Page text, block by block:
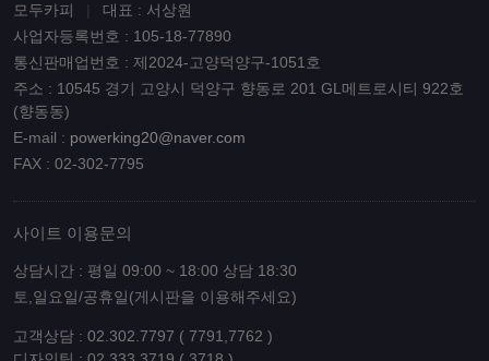
모두카피
대표 : 서상원
사업자등록번호 : 105-18-77890
통신판매업번호 : 제2024-고양덕양구-1051호
주소 : 10545 경기 고양시 덕양구 향동로 201 GL메트로시티 922호
(향동동)
E-mail : powerking20@naver.com
FAX : 02-302-7795
사이트 이용문의
상담시간 : 평일 09:00 ~ 18:00 상담 18:30
토,일요일/공휴일(게시판을 이용해주세요)
고객상담 : 02.302.7797 ( 7791,7762 )